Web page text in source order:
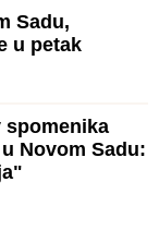
Sadu,
u petak
spomenika
Novom Sadu: